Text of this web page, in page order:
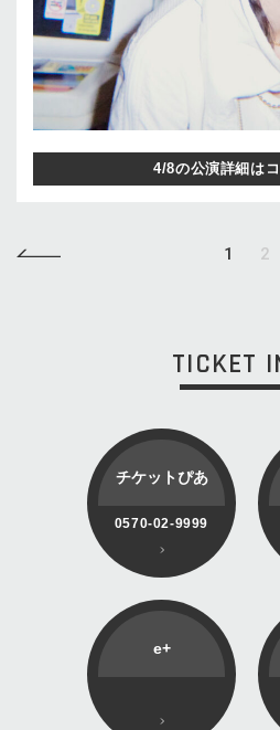
4/8の公演詳細は
1 2
TICKET
チケットぴあ
0570-02-9999
e+